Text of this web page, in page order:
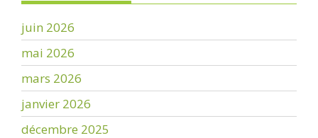
juin 2026
mai 2026
mars 2026
janvier 2026
décembre 2025